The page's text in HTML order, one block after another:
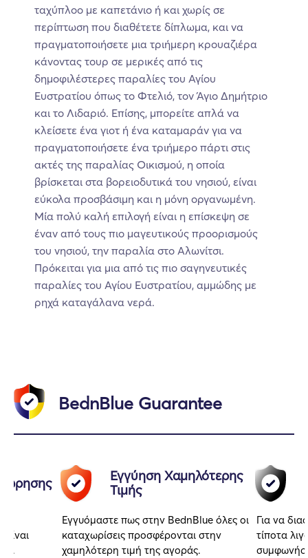
ταχύπλοο με καπετάνιο ή και χωρίς σε
περίπτωση που διαθέτετε δίπλωμα, και να
πραγματοποιήσετε μια τριήμερη κρουαζιέρα
κάνοντας τουρ σε μερικές από τις
δημοφιλέστερες παραλίες του Αγίου
Ευστρατίου όπως το Φτελιό, τον Άγιο Δημήτριο
και το Λιδαριό. Επίσης, μπορείτε απλά να
κλείσετε ένα γιοτ ή ένα καταμαράν για να
πραγματοποιήσετε ένα τριήμερο πάρτι στις
ακτές της παραλίας Οικισμού, η οποία
βρίσκεται στα βορειοδυτικά του νησιού, είναι
εύκολα προσβάσιμη και η μόνη οργανωμένη.
Μία πολύ καλή επιλογή είναι η επίσκεψη σε
έναν από τους πιο μαγευτικούς προορισμούς
του νησιού, την παραλία στο Αλωνίτσι.
Πρόκειται για μια από τις πιο σαγηνευτικές
παραλίες του Αγίου Ευστρατίου, αμμώδης με
ρηχά καταγάλανα νερά.
BednBlue Guarantee
Εγγύηση Χαμηλότερης
Τιμής
Εγγυόμαστε πως στην BednBlue όλες οι
καταχωρίσεις προσφέρονται στην
χαμηλότερη τιμή της αγοράς.
Για να
τίποτα